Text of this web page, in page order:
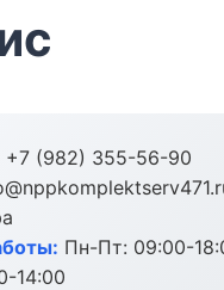
+7 (982) 355-56-90
Пн-Пт: 09:00-
14:00